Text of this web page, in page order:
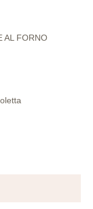
AL FORNO